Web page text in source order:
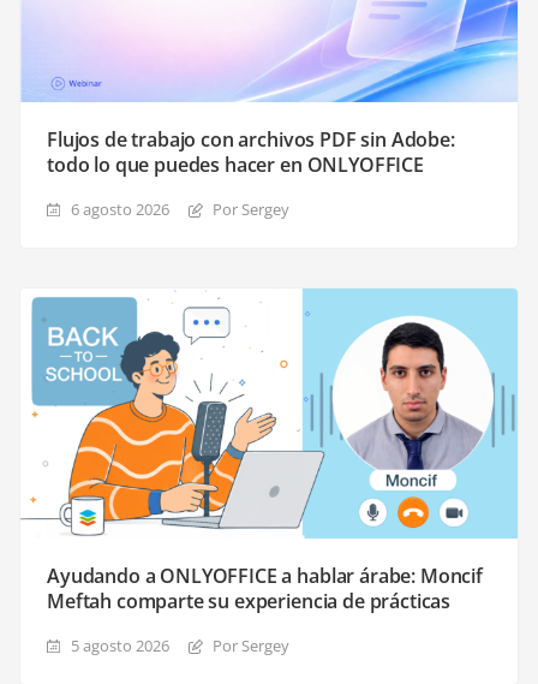
Flujos de trabajo con archivos PDF sin Adobe:
todo lo que puedes hacer en ONLYOFFICE
6 agosto 2026 Por Sergey
Ayudando a ONLYOFFICE a hablar árabe: Moncif
Meftah comparte su experiencia de prácticas
5 agosto 2026 Por Sergey